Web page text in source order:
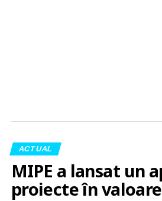
ACTUAL
MIPE a lansat un
proiecte în